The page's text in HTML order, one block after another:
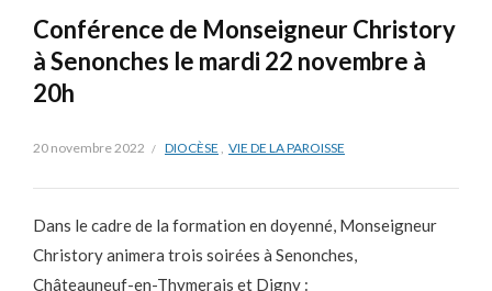
Conférence de Monseigneur Christory
à Senonches le mardi 22 novembre à
20h
20 novembre 2022 DIOCÈSE , VIE DE LA PAROISSE
Dans le cadre de la formation en doyenné, Monseigneur
Christory animera trois soirées à Senonches,
Châteauneuf-en-Thymerais et Digny :